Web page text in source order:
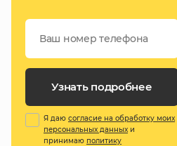
Узнать подробнее
Я даю согласие на обработку моих
персональных данных и
принимаю политику